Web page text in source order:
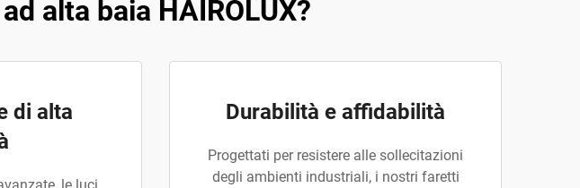
alta baia HAIROLUX?
di alta
Durabilità e affidabilità
Progettati per resistere alle sollecitazioni
degli ambienti industriali, i nostri faretti